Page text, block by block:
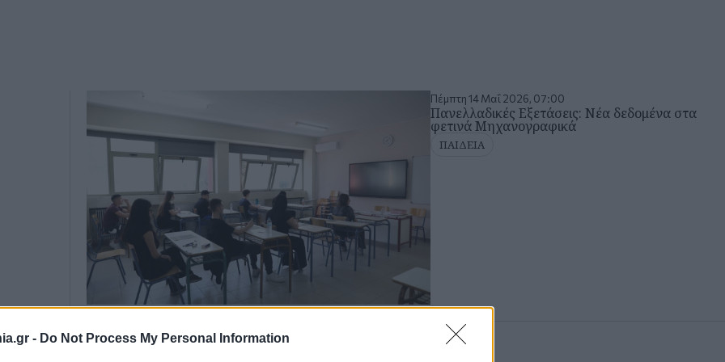
- Do Not Process My Personal Information
Πέμπτη 14 Μαΐ 2026, 07:00
Πανελλαδικές Εξετάσεις: Νέα δεδομένα στα
φετινά Μηχανογραφικά
ΠΑΙΔΕΙΑ